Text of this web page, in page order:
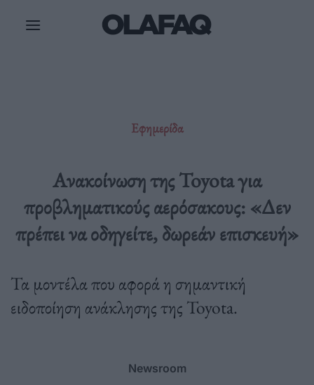
Εφημερίδα
Ανακοίνωση της Toyota για
προβληματικούς αερόσακους: «Δεν
πρέπει να οδηγείτε, δωρεάν επισκευή»
Τα μοντέλα που αφορά η σημαντική
ειδοποίηση ανάκλησης της Toyota.
Newsroom